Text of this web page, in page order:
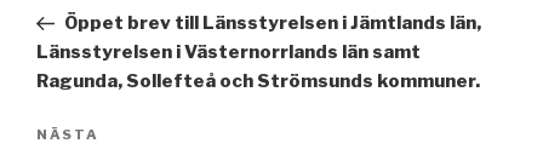
inläggÖppet brev till Länsstyrelsen i Jämtlands län,
Länsstyrelsen i Västernorrlands län samt
Ragunda, Sollefteå och Strömsunds kommuner.
Nästa
NÄSTA